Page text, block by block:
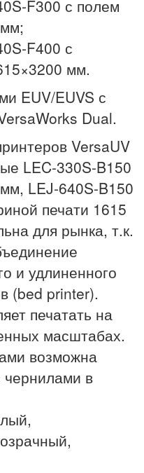
F300 с полем
F400 с
мм.
EUV/EUVS с
Dual.
VersaUV
LEC-330S-B150
LEJ-640S-B150
печати 1615
для рынка, т.к.
и удлиненного
(bed printer).
печатать на
масштабах.
возможна
чернилами в